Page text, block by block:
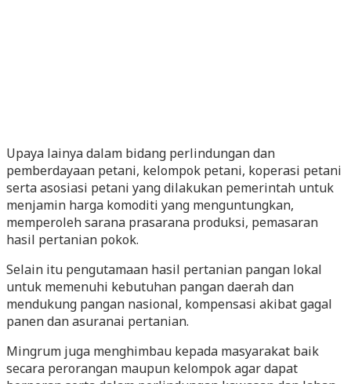
Upaya lainya dalam bidang perlindungan dan
pemberdayaan petani, kelompok petani, koperasi petani
serta asosiasi petani yang dilakukan pemerintah untuk
menjamin harga komoditi yang menguntungkan,
memperoleh sarana prasarana produksi, pemasaran
hasil pertanian pokok.
Selain itu pengutamaan hasil pertanian pangan lokal
untuk memenuhi kebutuhan pangan daerah dan
mendukung pangan nasional, kompensasi akibat gagal
panen dan asuranai pertanian.
Mingrum juga menghimbau kepada masyarakat baik
secara perorangan maupun kelompok agar dapat